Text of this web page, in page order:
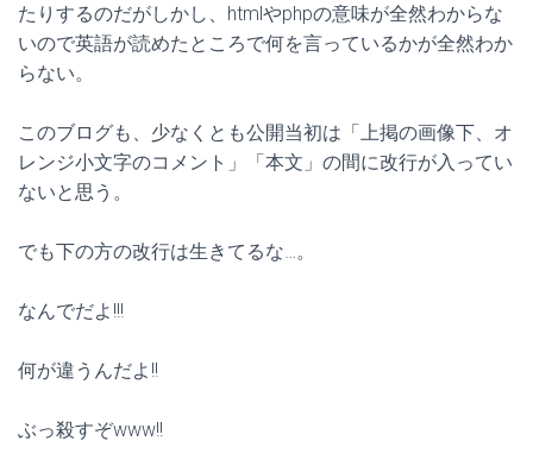
たりするのだがしかし、htmlやphpの意味が全然わからな
いので英語が読めたところで何を言っているかが全然わか
らない。
このブログも、少なくとも公開当初は「上掲の画像下、オ
レンジ小文字のコメント」「本文」の間に改行が入ってい
ないと思う。
でも下の方の改行は生きてるな…。
なんでだよ!!!
何が違うんだよ!!
ぶっ殺すぞwww!!